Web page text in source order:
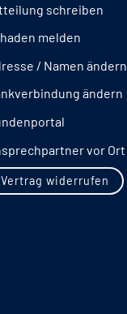
schreiben
melden
/ Namen ändern
ändern
vor Ort
Vertrag widerrufen